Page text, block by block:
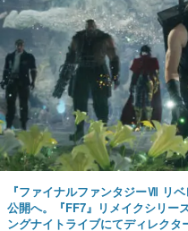
『ファイナルファンタジーⅦ リ
公開へ。『FF7』リメイクシリー
ングナイトライブにてディレク